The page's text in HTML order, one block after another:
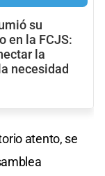
su
en la FCJS:
la
necesidad
atento, se